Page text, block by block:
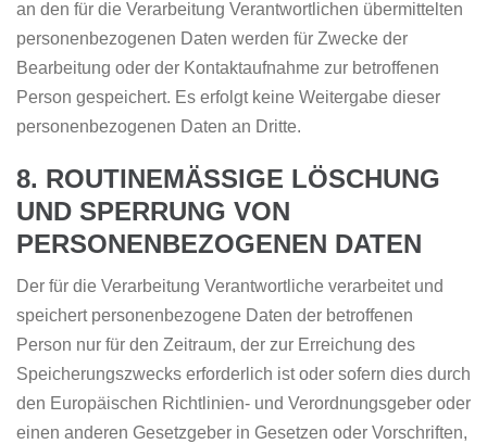
an den für die Verarbeitung Verantwortlichen übermittelten
personenbezogenen Daten werden für Zwecke der
Bearbeitung oder der Kontaktaufnahme zur betroffenen
Person gespeichert. Es erfolgt keine Weitergabe dieser
personenbezogenen Daten an Dritte.
8. ROUTINEMÄSSIGE LÖSCHUNG U
ND SPERRUNG VON P
ERSONENBEZOGENEN DATEN
Der für die Verarbeitung Verantwortliche verarbeitet und
speichert personenbezogene Daten der betroffenen
Person nur für den Zeitraum, der zur Erreichung des
Speicherungszwecks erforderlich ist oder sofern dies durch
den Europäischen Richtlinien- und Verordnungsgeber oder
einen anderen Gesetzgeber in Gesetzen oder Vorschriften,